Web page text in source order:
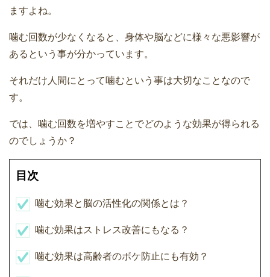
ますよね。
噛む回数が少なくなると、身体や脳などに様々な悪影響が
あるという事が分かっています。
それだけ人間にとって噛むという事は大切なことなので
す。
では、噛む回数を増やすことでどのような効果が得られる
のでしょうか？
目次
噛む効果と脳の活性化の関係とは？
噛む効果はストレス改善にもなる？
噛む効果は高齢者のボケ防止にも有効？